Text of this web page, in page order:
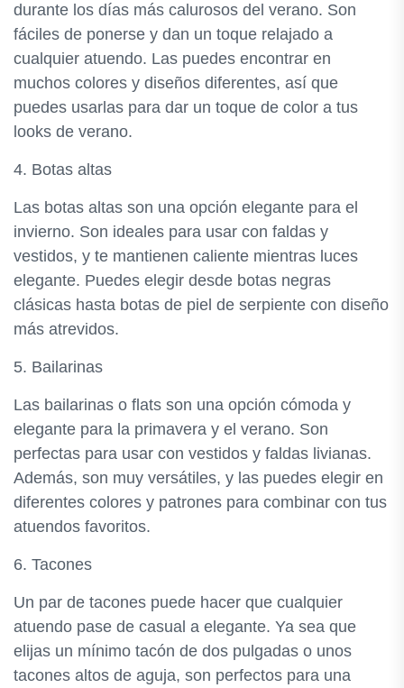
durante los días más calurosos del verano. Son
fáciles de ponerse y dan un toque relajado a
cualquier atuendo. Las puedes encontrar en
muchos colores y diseños diferentes, así que
puedes usarlas para dar un toque de color a tus
looks de verano.
4. Botas altas
Las botas altas son una opción elegante para el
invierno. Son ideales para usar con faldas y
vestidos, y te mantienen caliente mientras luces
elegante. Puedes elegir desde botas negras
clásicas hasta botas de piel de serpiente con diseño
más atrevidos.
5. Bailarinas
Las bailarinas o flats son una opción cómoda y
elegante para la primavera y el verano. Son
perfectas para usar con vestidos y faldas livianas.
Además, son muy versátiles, y las puedes elegir en
diferentes colores y patrones para combinar con tus
atuendos favoritos.
6. Tacones
Un par de tacones puede hacer que cualquier
atuendo pase de casual a elegante. Ya sea que
elijas un mínimo tacón de dos pulgadas o unos
tacones altos de aguja, son perfectos para una